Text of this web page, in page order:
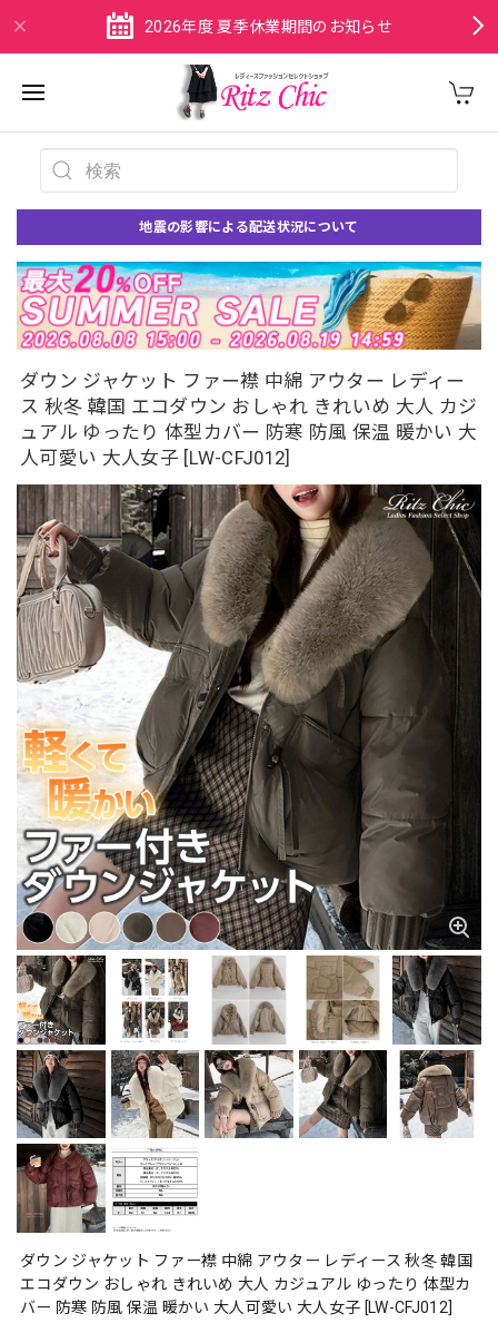
2026年度 夏季休業期間のお知らせ
地震の影響による配送状況について
ダウン ジャケット ファー襟 中綿 アウター レディー
ス 秋冬 韓国 エコダウン おしゃれ きれいめ 大人 カジ
ュアル ゆったり 体型カバー 防寒 防風 保温 暖かい 大
人可愛い 大人女子 [LW-CFJ012]
ダウン ジャケット ファー襟 中綿 アウター レディース 秋冬 韓国
エコダウン おしゃれ きれいめ 大人 カジュアル ゆったり 体型カ
バー 防寒 防風 保温 暖かい 大人可愛い 大人女子 [LW-CFJ012]